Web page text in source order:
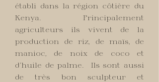
établi dans la région côtière du
Kenya. Principalement
agriculteurs ils vivent de la
production de riz, de maïs, de
manioc, de noix de coco et
d’huile de palme. Ils sont aussi
de très bon sculpteur et